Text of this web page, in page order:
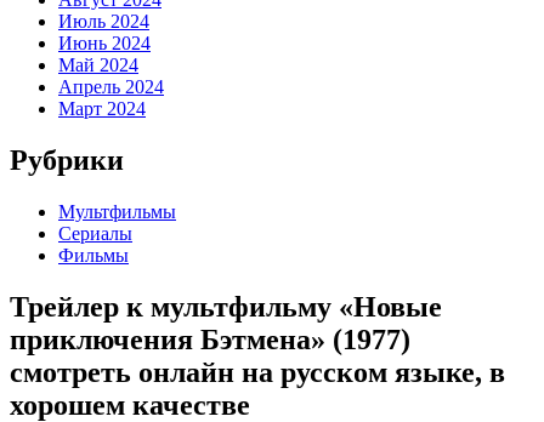
Июль 2024
Июнь 2024
Май 2024
Апрель 2024
Март 2024
Рубрики
Мультфильмы
Сериалы
Фильмы
Трейлер к мультфильму «Новые
приключения Бэтмена» (1977)
cмотреть онлайн на русском языке, в
хорошем качестве